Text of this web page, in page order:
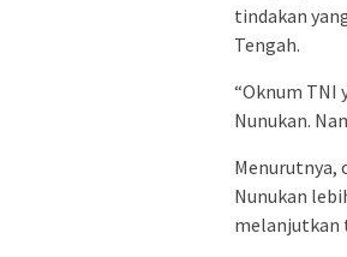
tindakan
Tengah.
“Oknum TNI
Nunukan.
Menurutnya,
Nunukan
melanjutkan